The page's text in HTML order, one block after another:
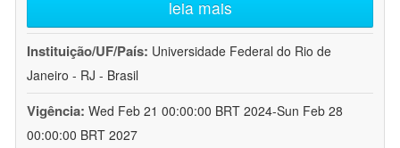
leia mais
Instituição/UF/País: Universidade Federal do Rio de
Janeiro - RJ - Brasil
Vigência: Wed Feb 21 00:00:00 BRT 2024-Sun Feb 28
00:00:00 BRT 2027